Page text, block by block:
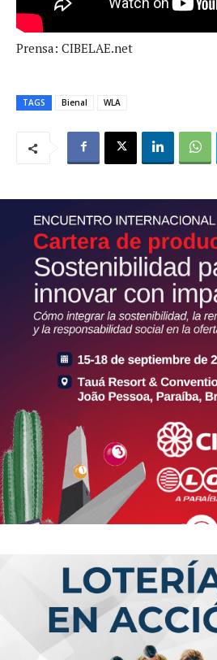
Prensa: CIBELAE.net
TAGS Bienal WLA